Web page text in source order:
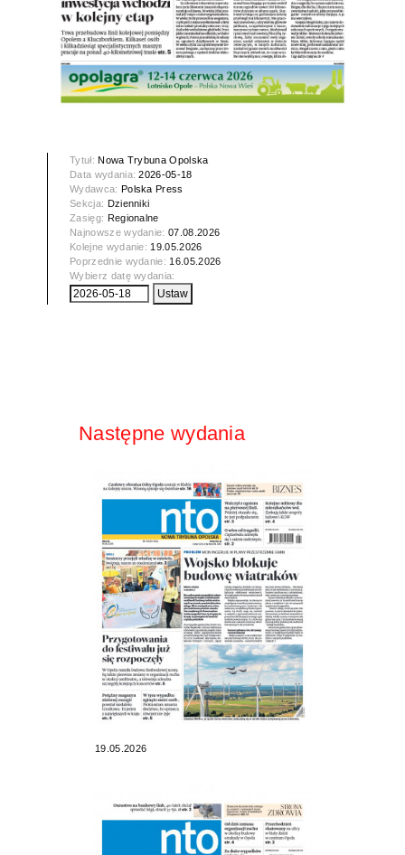
Tytuł: Nowa Trybuna Opolska
Data wydania:2026-05-18
Wydawca: Polska Press
Sekcja: Dzienniki
Zasięg: Regionalne
Najnowsze wydanie:07.08.2026
Kolejne wydanie: 19.05.2026
Poprzednie wydanie: 16.05.2026
Wybierz datę wydania:
Następne wydania
19.05.2026